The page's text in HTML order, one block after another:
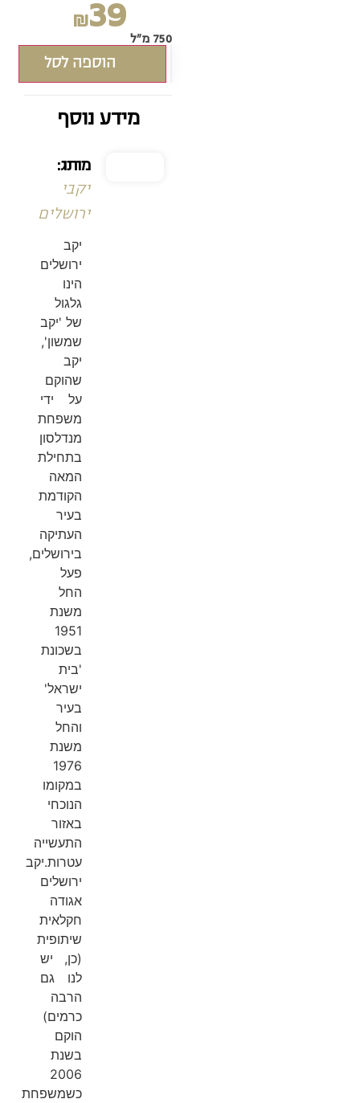
₪39
750 מ"ל
הוספה לסל
מידע נוסף
מותג:
יקבי
ירושלים
יקב
ירושלים
הינו
גלגול
של 'יקב
שמשון',
יקב
שהוקם
על ידי
משפחת
מנדלסון
בתחילת
המאה
הקודמת
בעיר
העתיקה
בירושלים,
פעל
החל
משנת
1951
בשכונת
'בית
ישראל'
בעיר
והחל
משנת
1976
במקומו
הנוכחי
באזור
התעשייה
עטרות.יקב
ירושלים
אגודה
חקלאית
שיתופית
(כן, יש
לנו גם
הרבה
כרמים)
הוקם
בשנת
2006
כשמשפחת